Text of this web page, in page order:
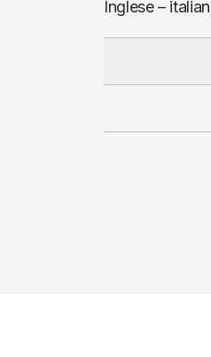
Inglese –